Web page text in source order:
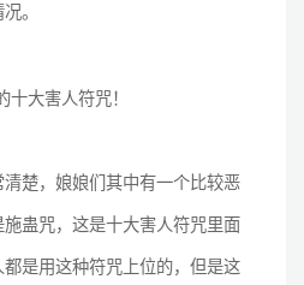
。
楚，娘娘们其中有一个比较恶
蛊咒，这是十大害人符咒里面
是用这种符咒上位的，但是这